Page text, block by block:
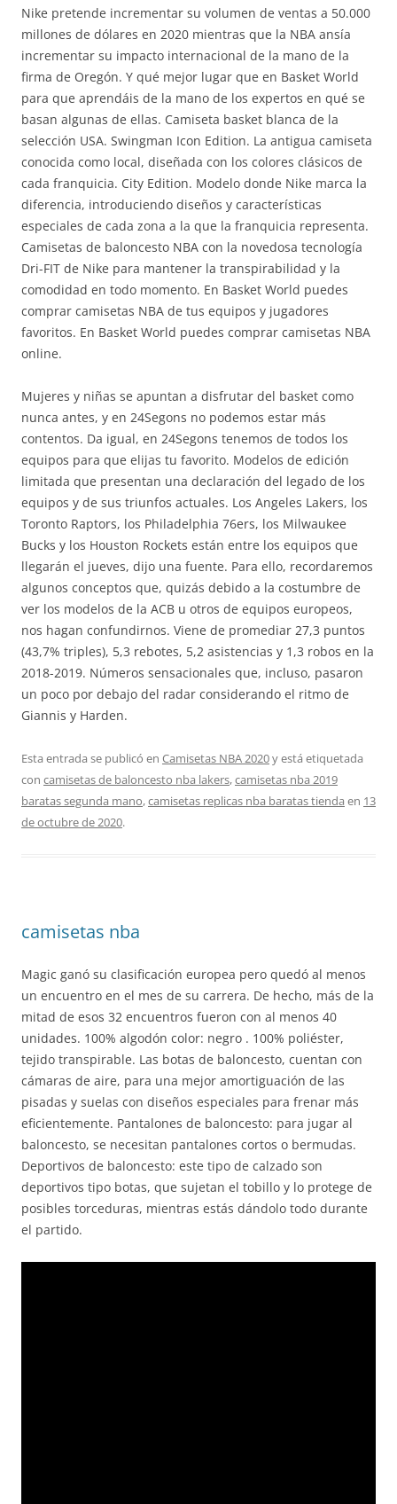
Nike pretende incrementar su volumen de ventas a 50.000
millones de dólares en 2020 mientras que la NBA ansía
incrementar su impacto internacional de la mano de la
firma de Oregón. Y qué mejor lugar que en Basket World
para que aprendáis de la mano de los expertos en qué se
basan algunas de ellas. Camiseta basket blanca de la
selección USA. Swingman Icon Edition. La antigua camiseta
conocida como local, diseñada con los colores clásicos de
cada franquicia. City Edition. Modelo donde Nike marca la
diferencia, introduciendo diseños y características
especiales de cada zona a la que la franquicia representa.
Camisetas de baloncesto NBA con la novedosa tecnología
Dri-FIT de Nike para mantener la transpirabilidad y la
comodidad en todo momento. En Basket World puedes
comprar camisetas NBA de tus equipos y jugadores
favoritos. En Basket World puedes comprar camisetas NBA
online.
Mujeres y niñas se apuntan a disfrutar del basket como
nunca antes, y en 24Segons no podemos estar más
contentos. Da igual, en 24Segons tenemos de todos los
equipos para que elijas tu favorito. Modelos de edición
limitada que presentan una declaración del legado de los
equipos y de sus triunfos actuales. Los Angeles Lakers, los
Toronto Raptors, los Philadelphia 76ers, los Milwaukee
Bucks y los Houston Rockets están entre los equipos que
llegarán el jueves, dijo una fuente. Para ello, recordaremos
algunos conceptos que, quizás debido a la costumbre de
ver los modelos de la ACB u otros de equipos europeos,
nos hagan confundirnos. Viene de promediar 27,3 puntos
(43,7% triples), 5,3 rebotes, 5,2 asistencias y 1,3 robos en la
2018-2019. Números sensacionales que, incluso, pasaron
un poco por debajo del radar considerando el ritmo de
Giannis y Harden.
Esta entrada se publicó en Camisetas NBA 2020y está etiquetada
con camisetas de baloncesto nba lakers,camisetas nba 2019
baratas segunda mano,camisetas replicas nba baratas tienda en 13
de octubre de 2020.
camisetas nba
Magic ganó su clasificación europea pero quedó al menos
un encuentro en el mes de su carrera. De hecho, más de la
mitad de esos 32 encuentros fueron con al menos 40
unidades. 100% algodón color: negro . 100% poliéster,
tejido transpirable. Las botas de baloncesto, cuentan con
cámaras de aire, para una mejor amortiguación de las
pisadas y suelas con diseños especiales para frenar más
eficientemente. Pantalones de baloncesto: para jugar al
baloncesto, se necesitan pantalones cortos o bermudas.
Deportivos de baloncesto: este tipo de calzado son
deportivos tipo botas, que sujetan el tobillo y lo protege de
posibles torceduras, mientras estás dándolo todo durante
el partido.